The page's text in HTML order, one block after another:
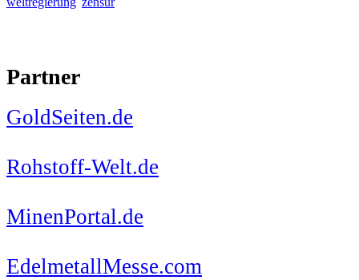
Partner
GoldSeiten.de
Rohstoff-Welt.de
MinenPortal.de
EdelmetallMesse.com